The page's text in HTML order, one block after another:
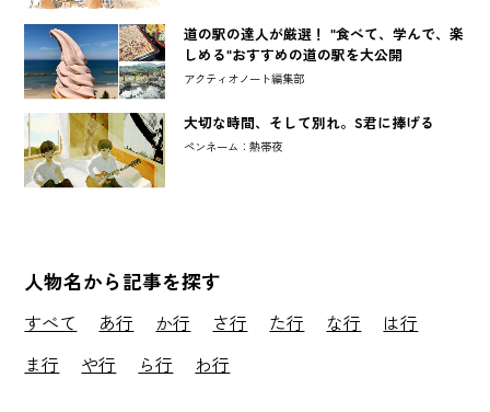
道の駅の達人が厳選！ "食べて、学んで、楽
しめる"おすすめの道の駅を大公開
アクティオノート編集部
大切な時間、そして別れ。S君に捧げる
ペンネーム：熱帯夜
人物名から記事を探す
すべて あ行 か行 さ行 た行 な行
は行
ま行
や行 ら行 わ行